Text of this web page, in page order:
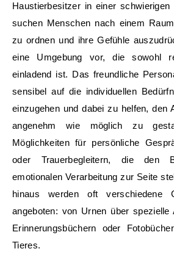
Haustierbesitzer in einer
suchen Menschen nach einem
zu ordnen und ihre Gefühle
eine Umgebung vor, die sowohl
einladend ist. Das freundliche
sensibel auf die individuellen
einzugehen und dabei zu helfen, den
angenehm wie möglich zu
Möglichkeiten für persönliche
oder Trauerbegleitern, die den
emotionalen Verarbeitung zur Seite
hinaus werden oft verschiedene
angeboten: von Urnen über
Erinnerungsbüchern oder
Tieres.